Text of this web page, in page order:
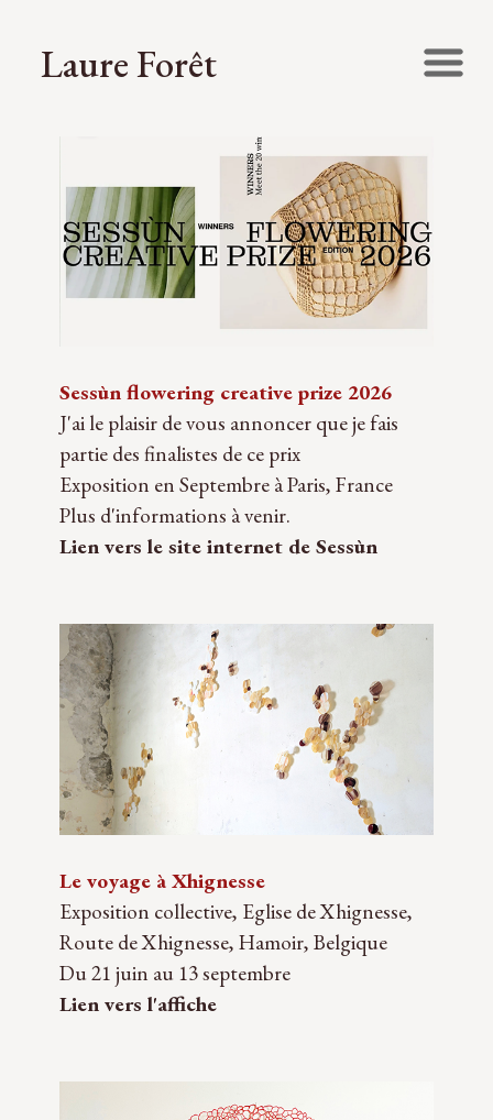
Laure Forêt
Sessùn flowering creative prize 2026
J'ai le plaisir de vous annoncer que je fais
partie des finalistes de ce prix
Exposition en Septembre à Paris, France
Plus d'informations à venir.
Lien vers le site internet de Sessùn
Le voyage à Xhignesse
Exposition collective, Eglise de Xhignesse,
Route de Xhignesse, Hamoir, Belgique
Du 21 juin au 13 septembre
Lien vers l'affiche